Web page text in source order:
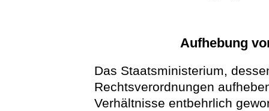
Aufhebung
Das Staatsministerium,
Rechtsverordnungen
Verhältnisse entbehrlich